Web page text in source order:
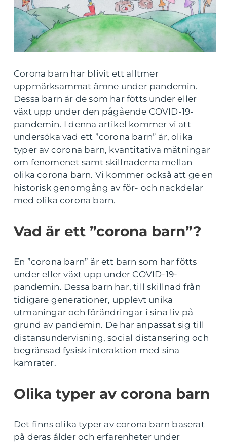
Corona barn har blivit ett alltmer
uppmärksammat ämne under pandemin.
Dessa barn är de som har fötts under eller
växt upp under den pågående COVID-19-
pandemin. I denna artikel kommer vi att
undersöka vad ett ”corona barn” är, olika
typer av corona barn, kvantitativa mätningar
om fenomenet samt skillnaderna mellan
olika corona barn. Vi kommer också att ge en
historisk genomgång av för- och nackdelar
med olika corona barn.
Vad är ett ”corona barn”?
En ”corona barn” är ett barn som har fötts
under eller växt upp under COVID-19-
pandemin. Dessa barn har, till skillnad från
tidigare generationer, upplevt unika
utmaningar och förändringar i sina liv på
grund av pandemin. De har anpassat sig till
distansundervisning, social distansering och
begränsad fysisk interaktion med sina
kamrater.
Olika typer av corona barn
Det finns olika typer av corona barn baserat
på deras ålder och erfarenheter under